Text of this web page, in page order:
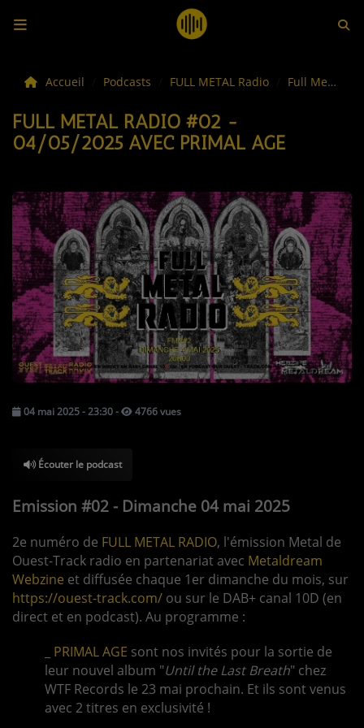
LES ACTUS
LA MUSIQUE
C'ÉTAIT QUOI CE TITRE ?
LES WEBRADIOS
LES EMISSIONS
LA GRILLE DES PROGRAMMES
TOUTES LES ÉMISSIONS
TOUS LES PODCASTS
C'EST QUOI CETTE RADIO ?
LES ATELIERS PÉDAGOGIQUES
COMMUNIQUEZ SUR OUEST
TRACK
LA BOUTIQUE
PARTICIPEZ
LE T'CHAT
LES JEUX-CONCOURS
Accueil Podcasts FULL METAL Radio Full Metal Radio #02 - 04/05/2025 avec PRIMAL AGE
FULL METAL RADIO #02 -
04/05/2025 AVEC PRIMAL AGE
04 mai 2025 - 23:30- 4766 vues
Écouter le podcast
Emission #02 - Dimanche 04 mai 2025
2e numéro de FULL METAL RADIO, l'émission Metal de
Ouest-Track radio en partenariat avec Metaldream
Webzine et diffusée chaque 1er dimanche du mois, sur
https://ouest-track.com/ ou sur le DAB+ canal 10D (en
direct et en podcast). Au programme :
PRIMAL AGE sont nos invités pour la sortie de
leur nouvel album "Until the Last Breath" chez
WTF Records le 23 mai prochain. Et ils sont venus
avec 2 titres en exclusivité !